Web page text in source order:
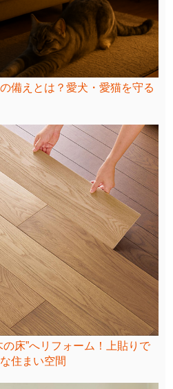
備えとは？愛犬・愛猫を守る
床”へリフォーム！上貼りで
住まい空間